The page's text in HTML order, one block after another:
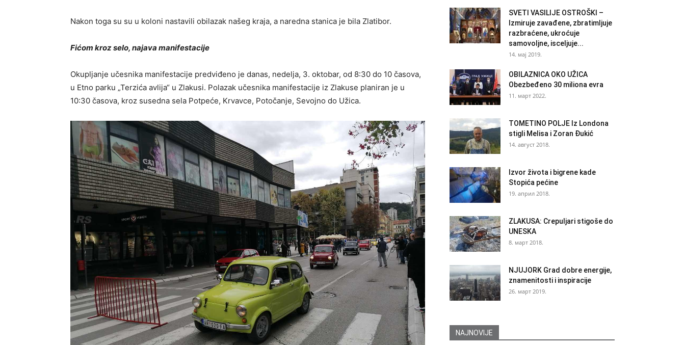
Nakon toga su su u koloni nastavili obilazak našeg kraja, a naredna stanica je bila Zlatibor.
Fićom kroz selo, najava manifestacije
Okupljanje učesnika manifestacije predviđeno je danas, nedelja, 3. oktobar, od 8:30 do 10 časova,
u Etno parku „Terzića avlija“ u Zlakusi. Polazak učesnika manifestacije iz Zlakuse planiran je u
10:30 časova, kroz susedna sela Potpeće, Krvavce, Potočanje, Sevojno do Užica.
SVETI VASILIJE OSTROŠKI –
Izmiruje zavađene, zbratimljuje
razbraćene, ukroćuje
samovoljne, isceljuje...
14. мај 2019.
OBILAZNICA OKO UŽICA
Obezbeđeno 30 miliona evra
11. март 2022.
TOMETINO POLJE Iz Londona
stigli Melisa i Zoran Đukić
14. август 2018.
Izvor života i bigrene kade
Stopića pećine
19. април 2018.
ZLAKUSA: Crepuljari stigoše do
UNESKA
8. март 2018.
NJUJORK Grad dobre energije,
znamenitosti i inspiracije
26. март 2019.
NAJNOVIJE